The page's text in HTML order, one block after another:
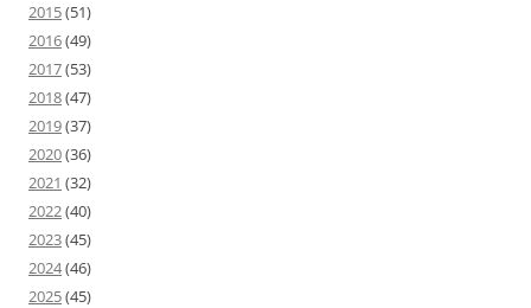
2015(51)
2016(49)
2017(53)
2018(47)
2019(37)
2020(36)
2021 (32)
2022(40)
2023(45)
2024(46)
2025(45)